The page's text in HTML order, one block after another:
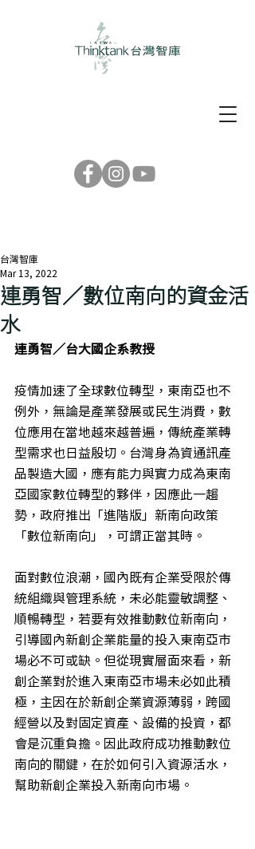
連勇智／數位南向的資金活
水
台灣智庫
Mar 13, 2022
連勇智／台大國企系教授
疫情加速了全球數位轉型，東南亞也不
例外，無論是產業發展或民生消費，數
位應用在當地越來越普遍，傳統產業轉
型需求也日益殷切。台灣身為資通訊產
品製造大國，應有能力與實力成為東南
亞國家數位轉型的夥伴，因應此一趨
勢，政府推出「進階版」新南向政策
「數位新南向」，可謂正當其時。
面對數位浪潮，國內既有企業受限於傳
統組織與管理系統，未必能靈敏調整、
順暢轉型，若要有效推動數位新南向，
引導國內新創企業能量的投入東南亞市
場必不可或缺。但從現實層面來看，新
創企業對於進入東南亞市場未必如此積
極，主因在於新創企業資源薄弱，跨國
經營以及對固定資產、設備的投資，都
會是沉重負擔。因此政府成功推動數位
南向的關鍵，在於如何引入資源活水，
幫助新創企業投入新南向市場。